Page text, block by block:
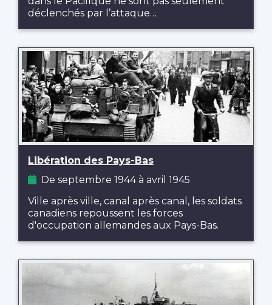
déclenchés par l’attaque…
Libération des Pays-Bas
De septembre 1944 à avril 1945
Ville après ville, canal après canal, les soldats
canadiens repoussent les forces
d'occupation allemandes aux Pays-Bas.